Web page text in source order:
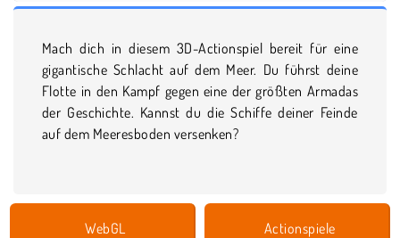
Mach dich in diesem 3D-Actionspiel bereit für eine
gigantische Schlacht auf dem Meer. Du führst deine
Flotte in den Kampf gegen eine der größten Armadas
der Geschichte. Kannst du die Schiffe deiner Feinde
auf dem Meeresboden versenken?
WebGL Actionspiele